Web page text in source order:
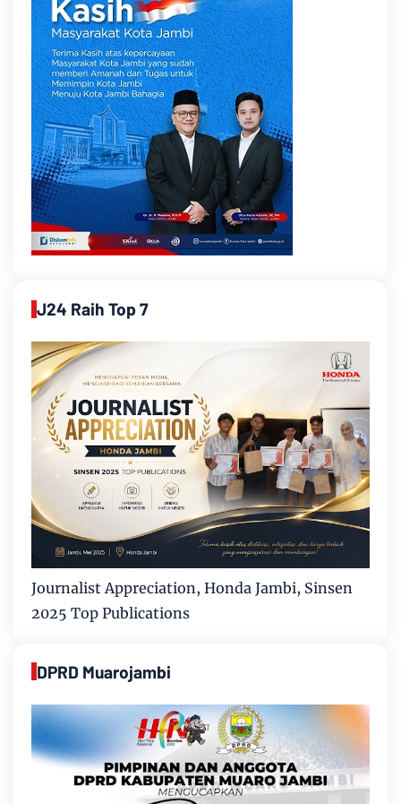
J24 Raih Top 7
Journalist Appreciation, Honda Jambi, Sinsen
2025 Top Publications
DPRD Muarojambi